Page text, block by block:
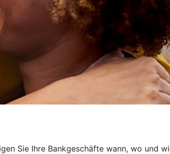
Sie Ihre Bankgeschäfte wann, wo und